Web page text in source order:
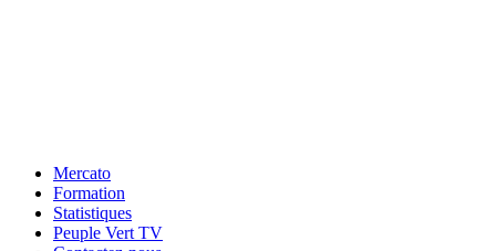
Mercato
Formation
Statistiques
Peuple Vert TV